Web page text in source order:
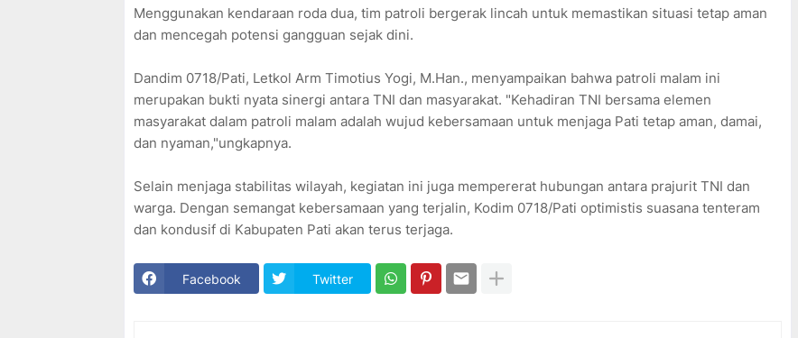
Menggunakan kendaraan roda dua, tim patroli bergerak lincah untuk memastikan situasi tetap aman
dan mencegah potensi gangguan sejak dini.
Dandim 0718/Pati, Letkol Arm Timotius Yogi, M.Han., menyampaikan bahwa patroli malam ini
merupakan bukti nyata sinergi antara TNI dan masyarakat. "Kehadiran TNI bersama elemen
masyarakat dalam patroli malam adalah wujud kebersamaan untuk menjaga Pati tetap aman, damai,
dan nyaman,"ungkapnya.
Selain menjaga stabilitas wilayah, kegiatan ini juga mempererat hubungan antara prajurit TNI dan
warga. Dengan semangat kebersamaan yang terjalin, Kodim 0718/Pati optimistis suasana tenteram
dan kondusif di Kabupaten Pati akan terus terjaga.
Facebook Twitter